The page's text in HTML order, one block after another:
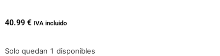
40.99 € IVA incluido
Solo quedan 1 disponibles